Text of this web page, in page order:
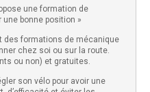
une formation de
une bonne position »
des formations de mécanique
chez soi ou sur la route.
ou non) et gratuites.
son vélo pour avoir une